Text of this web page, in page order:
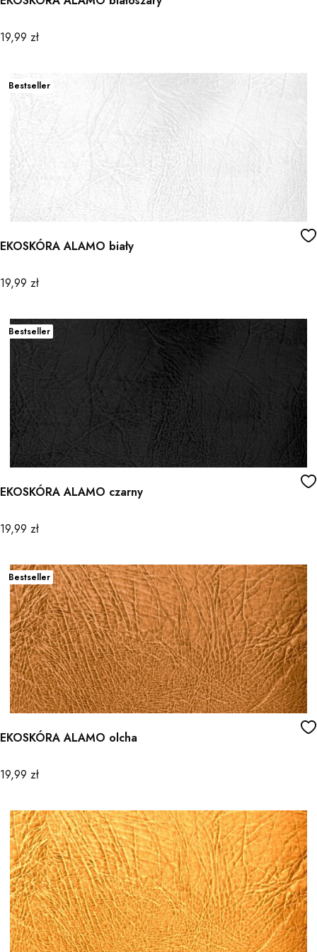
Cena
19,99 zł
Bestseller
EKOSKÓRA ALAMO biały
Cena
19,99 zł
Bestseller
EKOSKÓRA ALAMO czarny
Cena
19,99 zł
Bestseller
EKOSKÓRA ALAMO olcha
Cena
19,99 zł